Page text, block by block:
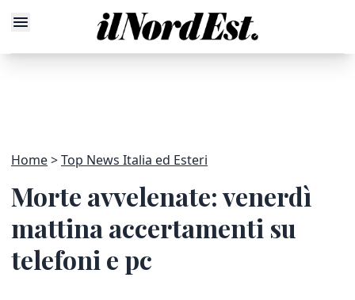
Home Top News Italia ed Esteri
Morte avvelenate: venerdì
mattina accertamenti su
telefoni e pc